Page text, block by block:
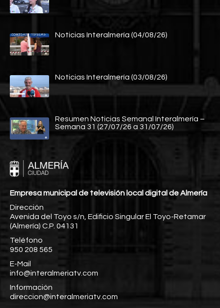
Noticias Interalmería (04/08/26)
Noticias Interalmería (03/08/26)
Resumen Noticias Semanal Interalmería –
Semana 31 (27/07/26 a 31/07/26)
Empresa municipal de televisión local digital de Almería
Dirección
Avenida del Toyo s/n, Edificio Singular El Toyo-Retamar
(Almería) C.P. 04131
Teléfono
950 208 565
E-Mail
info@interalmeriatv.com
Información
direccion@interalmeriatv.com